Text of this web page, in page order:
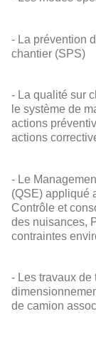
- La prévention
chantier (SPS)
- La qualité sur
le système de
actions
actions
- Le
(QSE) appliqué
Contrôle et
des nuisances,
contraintes
- Les travaux de
de camion